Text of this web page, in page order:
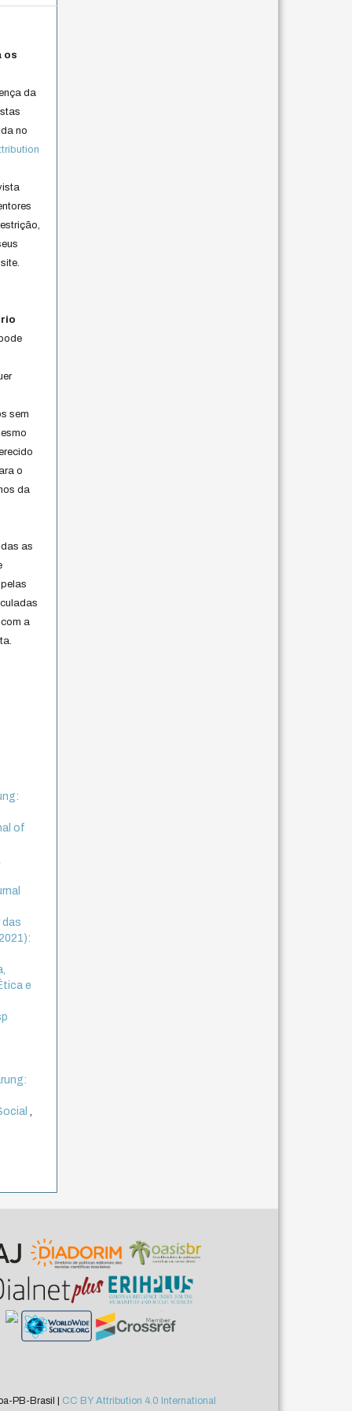
os
da
no
sem
o
da
as
a
of
das
e
PB-Brasil | CC BY Attribution 4.0 International